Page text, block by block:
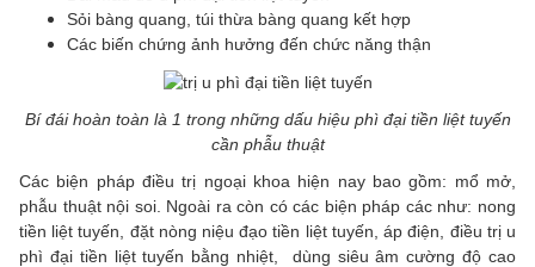
Sỏi bàng quang, túi thừa bàng quang kết hợp
Các biến chứng ảnh hưởng đến chức năng thận
Bí đái hoàn toàn là 1 trong những dấu hiệu phì đại tiền liệt tuyến
cần phẫu thuật
Các biện pháp điều trị ngoại khoa hiện nay bao gồm: mổ mở,
phẫu thuật nội soi. Ngoài ra còn có các biện pháp các như: nong
tiền liệt tuyến, đặt nòng niệu đạo tiền liệt tuyến, áp điện, điều trị u
phì đại tiền liệt tuyến bằng nhiệt, dùng siêu âm cường độ cao